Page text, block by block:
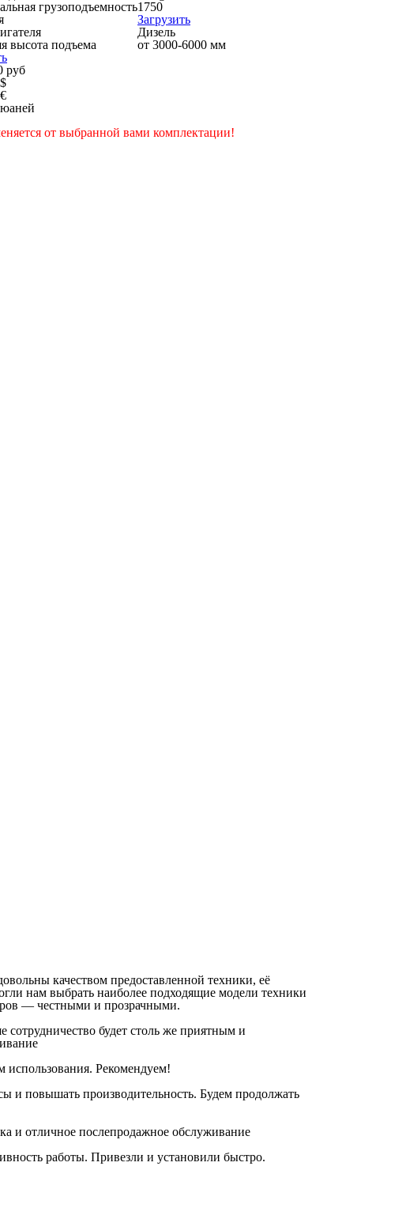
грузоподъемность1750
Загрузить
Дизель
высота подъема
от 3000-6000 мм
руб
от выбранной вами комплектации!
качеством предоставленной техники, её
нам выбрать наиболее подходящие модели техники
— честными и прозрачными.
будет столь же приятным и
использования. Рекомендуем!
и повышать производительность. Будем продолжать
и отличное послепродажное обслуживание
работы. Привезли и установили быстро.